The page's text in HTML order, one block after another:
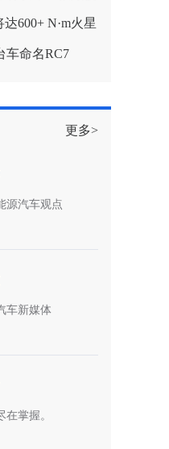
600+ N·m火星
车命名RC7
更多>
源汽车观点
车新媒体
在掌握。